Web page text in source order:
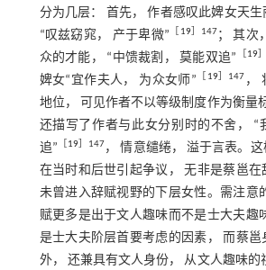
分为几层： 首先， 作者感叹此婢女天生
“叹兹窈窕， 产于卑微”
19］147； 其次
众的才能， “中馈裁割， 莫能双追”
19
婢女“宜作夫人， 为众女师”
19］147 ，
地位， 可见作者不以等级制度作为衡量
还描写了作者与此女分别时的不舍， “
追”
19］147， 情意缱绻， 溢于言表。
在当时和后世引起争议， 无非是蔡邕在
未曾进入辞赋视野的下层女性。需注意
赋更多是出于文人趣味而不是士大夫趣
是士大夫阶层首要考虑的因素， 而蔡邕
外， 还兼具有文人身份， 从文人趣味的